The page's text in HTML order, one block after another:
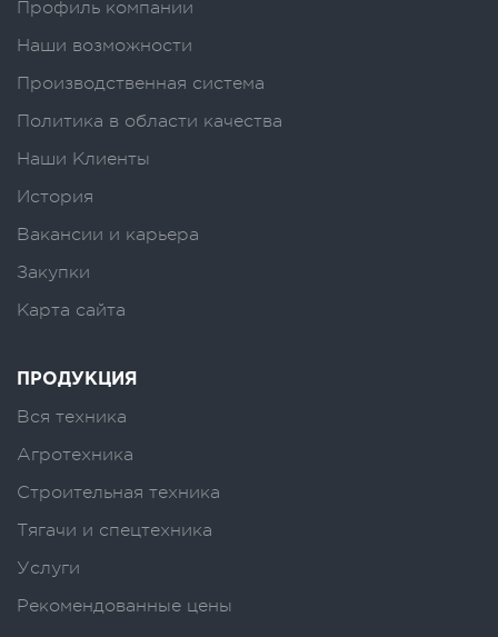
Профиль компании
Наши возможности
Производственная система
Политика в области качества
Наши Клиенты
История
Вакансии и карьера
Закупки
Карта сайта
ПРОДУКЦИЯ
Вся техника
Агротехника
Строительная техника
Тягачи и спецтехника
Услуги
Рекомендованные цены